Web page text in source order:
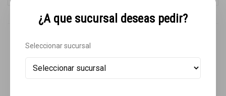
¿A que sucursal deseas pedir?
Seleccionar sucursal